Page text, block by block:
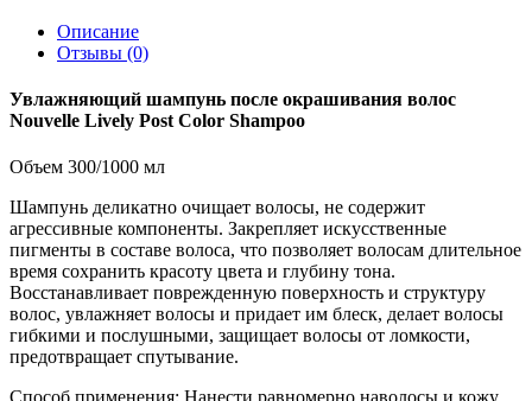
Описание
Отзывы (0)
Увлажняющий шампунь после окрашивания волос
Nouvelle Lively Post Color Shampoo
Объем 300/1000 мл
Шампунь деликатно очищает волосы, не содержит
агрессивные компоненты. Закрепляет искусственные
пигменты в составе волоса, что позволяет волосам длительное
время сохранить красоту цвета и глубину тона.
Восстанавливает поврежденную поверхность и структуру
волос, увлажняет волосы и придает им блеск, делает волосы
гибкими и послушными, защищает волосы от ломкости,
предотвращает спутывание.